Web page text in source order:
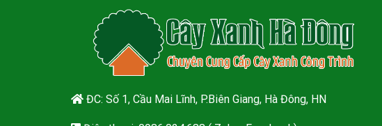
ĐC: Số 1, Cầu Mai Lĩnh, P.Biên Giang, Hà Đông, HN